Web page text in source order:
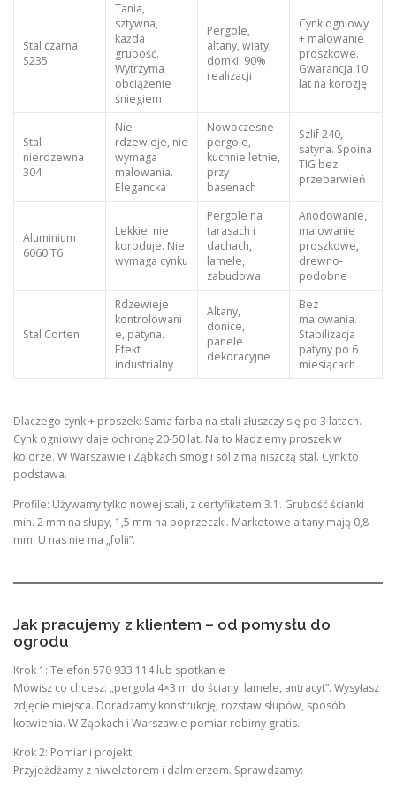
Stal czarna
S235
Tania,
sztywna,
każda
grubość.
Wytrzyma
obciążenie
śniegiem
Pergole,
altany, wiaty,
domki. 90%
realizacji
Cynk ogniowy
+ malowanie
proszkowe.
Gwarancja 10
lat na korozję
Stal
nierdzewna
304
Nie
rdzewieje, nie
wymaga
malowania.
Elegancka
Nowoczesne
pergole,
kuchnie letnie,
przy
basenach
Szlif 240,
satyna. Spoina
TIG bez
przebarwień
Aluminium
6060 T6
Lekkie, nie
koroduje. Nie
wymaga cynku
Pergole na
tarasach i
dachach,
lamele,
zabudowa
Anodowanie,
malowanie
proszkowe,
drewno-
podobne
Stal Corten
Rdzewieje
kontrolowani
e, patyna.
Efekt
industrialny
Altany,
donice,
panele
dekoracyjne
Bez
malowania.
Stabilizacja
patyny po 6
miesiącach
Dlaczego cynk + proszek: Sama farba na stali złuszczy się po 3 latach.
Cynk ogniowy daje ochronę 20-50 lat. Na to kładziemy proszek w
kolorze. W Warszawie i Ząbkach smog i sól zimą niszczą stal. Cynk to
podstawa.
Profile: Używamy tylko nowej stali, z certyfikatem 3.1. Grubość ścianki
min. 2 mm na słupy, 1,5 mm na poprzeczki. Marketowe altany mają 0,8
mm. U nas nie ma „folii”.
Jak pracujemy z klientem – od pomysłu do
ogrodu
Krok 1: Telefon 570 933 114 lub spotkanie
Mówisz co chcesz: „pergola 4×3 m do ściany, lamele, antracyt”. Wysyłasz
zdjęcie miejsca. Doradzamy konstrukcję, rozstaw słupów, sposób
kotwienia. W Ząbkach i Warszawie pomiar robimy gratis.
Krok 2: Pomiar i projekt
Przyjeżdżamy z niwelatorem i dalmierzem. Sprawdzamy: